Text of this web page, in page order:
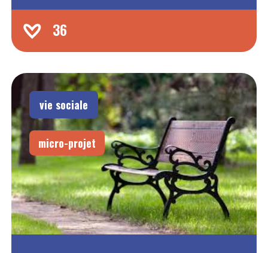
36
vie sociale
micro-projet